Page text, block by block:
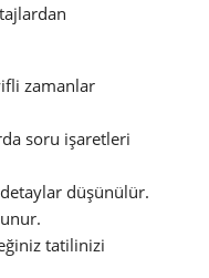
zamanlar
soru işaretleri
düşünülür.
tatilinizi